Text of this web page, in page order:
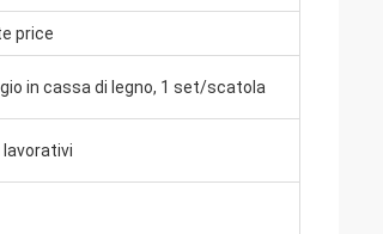
price
in cassa di legno, 1 set/scatola
lavorativi